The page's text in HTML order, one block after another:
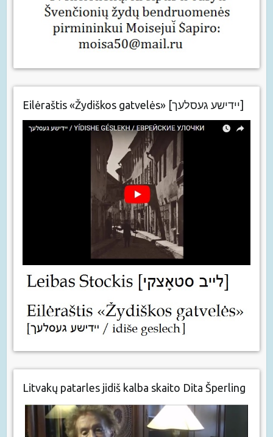
Eilėraštis «Žydiškos gatvelės» [יידישע געסלעך]
Litvakų patarles jidiš kalba skaito Dita Šperling